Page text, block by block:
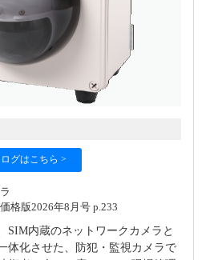
グはこちら >
格版2026年8月号 p.233
SIM内蔵のネットワークカメラと
体化させた、防犯・監視カメラで